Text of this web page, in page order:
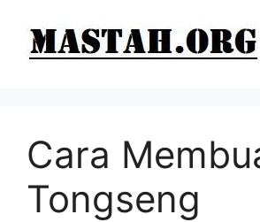
Cara
Tongseng